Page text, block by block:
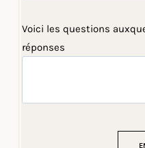
Voici les questions
réponses